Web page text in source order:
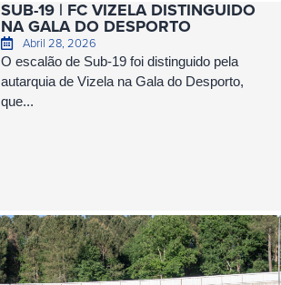
SUB-19 | FC VIZELA DISTINGUIDO
NA GALA DO DESPORTO
Abril 28, 2026
O escalão de Sub-19 foi distinguido pela
autarquia de Vizela na Gala do Desporto,
que...